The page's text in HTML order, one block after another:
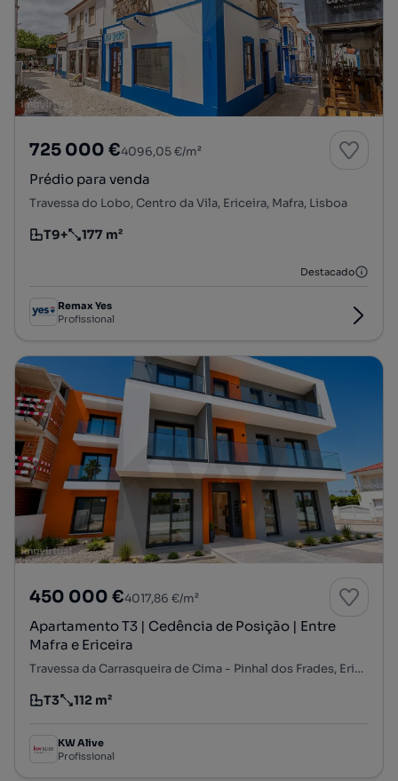
725 000 €4096,05 €/m²
Prédio para venda
Travessa do Lobo, Centro da Vila, Ericeira, Mafra, Lisboa
Tipologia
T9+
Preço por metro quadrado
177 m²
Destacado
Remax Yes
Profissional
450 000 €4017,86 €/m²
Apartamento T3 | Cedência de Posição | Entre
Mafra e Ericeira
Travessa da Carrasqueira de Cima - Pinhal dos Frades, Ericeira Nascente, Ericeira, Mafra, Lisboa
Tipologia
T3
Preço por metro quadrado
112 m²
KW Alive
Profissional